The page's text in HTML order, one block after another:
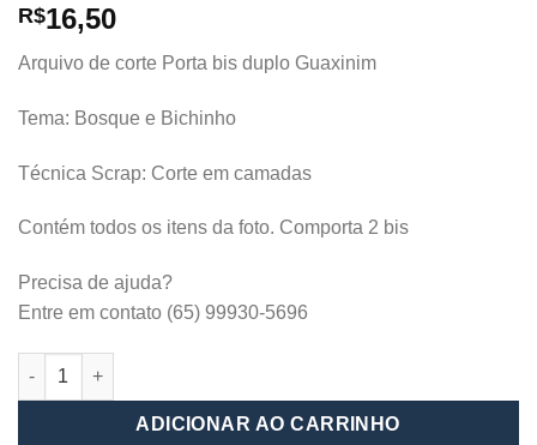
R$16,50
Arquivo de corte Porta bis duplo Guaxinim
Tema: Bosque e Bichinho
Técnica Scrap: Corte em camadas
Contém todos os itens da foto. Comporta 2 bis
Precisa de ajuda?
Entre em contato (65) 99930-5696
Porta bis duplo Guaxinim quantidade
ADICIONAR AO CARRINHO